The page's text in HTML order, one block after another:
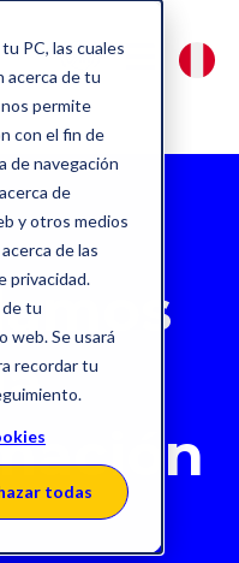
PC, las cuales
acerca de tu
permite
con el fin de
de navegación
de
y otros medios
de las
privacidad.
de tu
web. Se usará
recordar tu
todas